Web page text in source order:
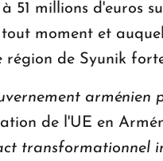
millions d'euros
moment et
de Syunik
arménien
de l'UE en
transformationnel